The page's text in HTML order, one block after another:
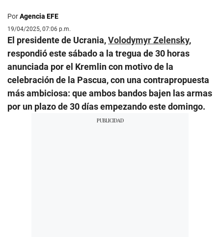
PorAgencia EFE
19/04/2025, 07:06 p.m.
El presidente de Ucrania,Volodymyr Zelensky,
respondió este sábado a la tregua de 30 horas
anunciada por el Kremlin con motivo de la
celebración de la Pascua, con una contrapropuesta
más ambiciosa: que ambos bandos bajen las armas
por un plazo de 30 días empezando este domingo.